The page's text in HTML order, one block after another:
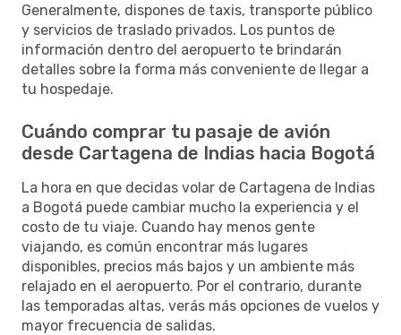
Generalmente, dispones de taxis, transporte público
y servicios de traslado privados. Los puntos de
información dentro del aeropuerto te brindarán
detalles sobre la forma más conveniente de llegar a
tu hospedaje.
Cuándo comprar tu pasaje de avión
desde Cartagena de Indias hacia Bogotá
La hora en que decidas volar de Cartagena de Indias
a Bogotá puede cambiar mucho la experiencia y el
costo de tu viaje. Cuando hay menos gente
viajando, es común encontrar más lugares
disponibles, precios más bajos y un ambiente más
relajado en el aeropuerto. Por el contrario, durante
las temporadas altas, verás más opciones de vuelos y
mayor frecuencia de salidas.